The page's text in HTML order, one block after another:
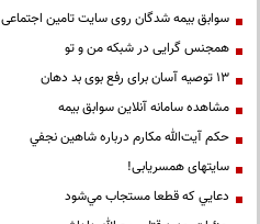
سوابق بیمه شدگان روی سایت تامین اجتماعی
همجنس گرایی در شبکه من و تو
13 توصیه آسان برای رفع بوی بد دهان
مشاهده سامانه آنلاين سوابق بیمه
حكم آيت‌الله مكارم درباره شاهين نجفي
سایتهای همسریابی!
دعايي كه قطعا مستجاب مي‌شود